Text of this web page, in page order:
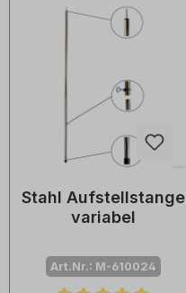
Stahl Aufstellstange
variabel
Art.Nr.: M-610024